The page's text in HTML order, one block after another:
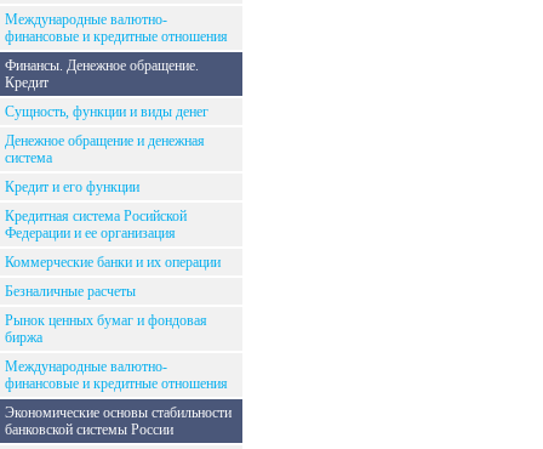
Международные валютно-
финансовые и кредитные отношения
Финансы. Денежное обращение.
Кредит
Сущность, функции и виды денег
Денежное обращение и денежная
система
Кредит и его функции
Кредитная система Росийской
Федерации и ее организация
Коммерческие банки и их операции
Безналичные расчеты
Рынок ценных бумаг и фондовая
биржа
Международные валютно-
финансовые и кредитные отношения
Экономические основы стабильности
банковской системы России